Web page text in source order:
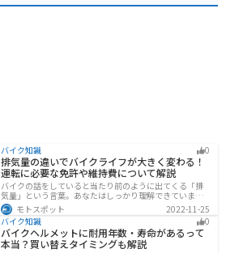
バイク知識 0
排気量の違いでバイクライフが大きく変わる！
運転に必要な免許や維持費について解説
バイクの話をしていると当たり前のように出てくる「排
気量」という言葉。あなたはしっかり理解できています
か？ バイクはクルマと違い、排気量によって必要な免
許・走れる道路の区分・車検の有無などが細かく変わっ
てきます。これらはバイクライフに大きく関わるもので
すので、正しく理解しておきましょう。
モトスポット
2022-11-25
バイク知識
0
バイクヘルメットに耐用年数・寿命があるって
本当？買い替えタイミングも解説